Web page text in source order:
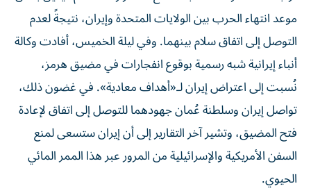
موعد انتهاء الحرب بين الولايات المتحدة وإيران، نتيجةً لعدم
التوصل إلى اتفاق سلام بينهما. وفي ليلة الخميس، أفادت وكالة
أنباء إيرانية شبه رسمية بوقوع انفجارات في مضيق هرمز،
نُسبت إلى اعتراض إيران لـ«أهداف معادية». في غضون ذلك،
تواصل إيران وسلطنة عُمان جهودهما للتوصل إلى اتفاق لإعادة
فتح المضيق، وتشير آخر التقارير إلى أن إيران ستسعى لمنع
السفن الأمريكية والإسرائيلية من المرور عبر هذا الممر المائي
الحيوي.